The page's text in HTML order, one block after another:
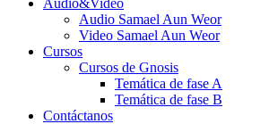
Audio&Video
Audio Samael Aun Weor
Video Samael Aun Weor
Cursos
Cursos de Gnosis
Temática de fase A
Temática de fase B
Contáctanos